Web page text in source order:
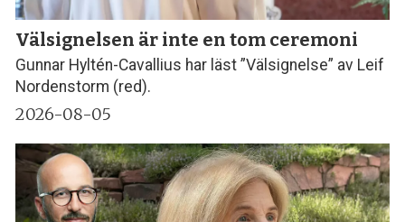
Välsignelsen är inte en tom ceremoni
Gunnar Hyltén-Cavallius har läst ”Välsignelse” av Leif
Nordenstorm (red).
2026-08-05